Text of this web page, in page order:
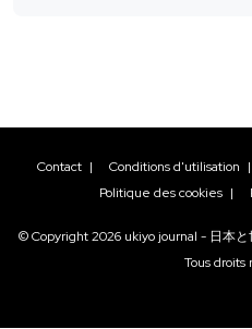
Contact | Conditions d'utilisation
Politique des cookies |
© Copyright2026 ukiyo journal - 日本
Tous droits